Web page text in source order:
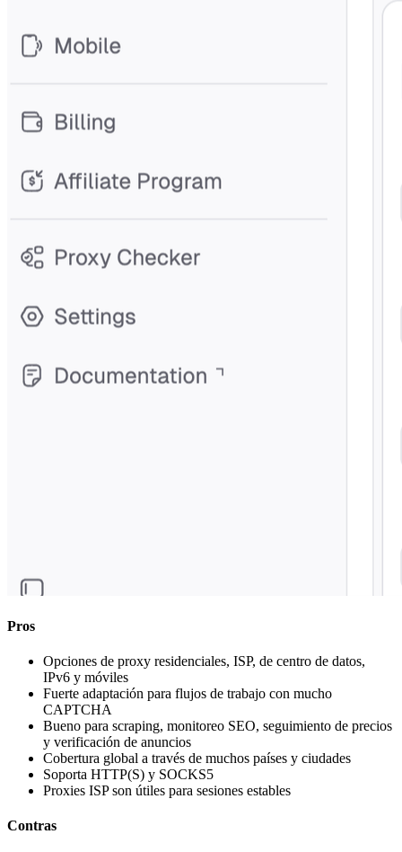
Pros
Opciones de proxy residenciales, ISP, de centro de datos,
IPv6 y móviles
Fuerte adaptación para flujos de trabajo con mucho
CAPTCHA
Bueno para scraping, monitoreo SEO, seguimiento de precios
y verificación de anuncios
Cobertura global a través de muchos países y ciudades
Soporta HTTP(S) y SOCKS5
Proxies ISP son útiles para sesiones estables
Contras